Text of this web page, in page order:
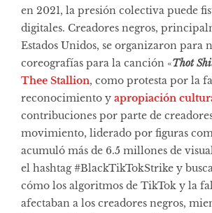
en 2021, la presión colectiva puede
digitales. Creadores negros,
Estados Unidos, se organizaron para
coreografías para la canción «Thot
Thee Stallion, como protesta por la
reconocimiento y apropiación
contribuciones por parte de
movimiento, liderado por figuras
acumuló más de 6.5 millones de
el hashtag #BlackTikTokStrike y
cómo los algoritmos de TikTok y la
afectaban a los creadores negros,